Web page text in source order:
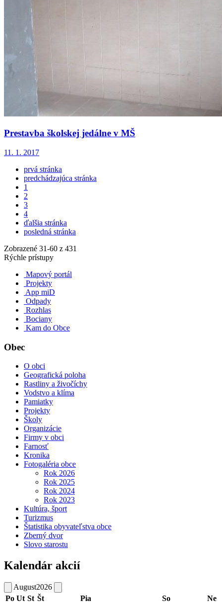
Prestavba školskej jedálne v MŠ
11. 1. 2017
prvá stránka
predchádzajúca stránka
1
2
3
4
ďalšia stránka
posledná stránka
Zobrazené 31-60 z 431
Rýchle prístupy
Mapový portál
Projekty
App miD
Odpady
Rozhlas
Bociany
Kam do Obce
Obec
O obci
Geografická poloha
Rastliny a živočíchy
Vodstvo a klíma
Pamiatky
Projekty
Školy
Organizácie
Firmy v obci
Farnosť
Kronika
Fotogaléria obce
Rok 2026
Rok 2025
Rok 2024
Rok 2023
Kultúra, šport
Turizmus
Štatistika obyvateľstva obce
Zberný dvor
Slovo starostu
Kalendár akcií
August2026
Po Ut St Št Pia So
Ne